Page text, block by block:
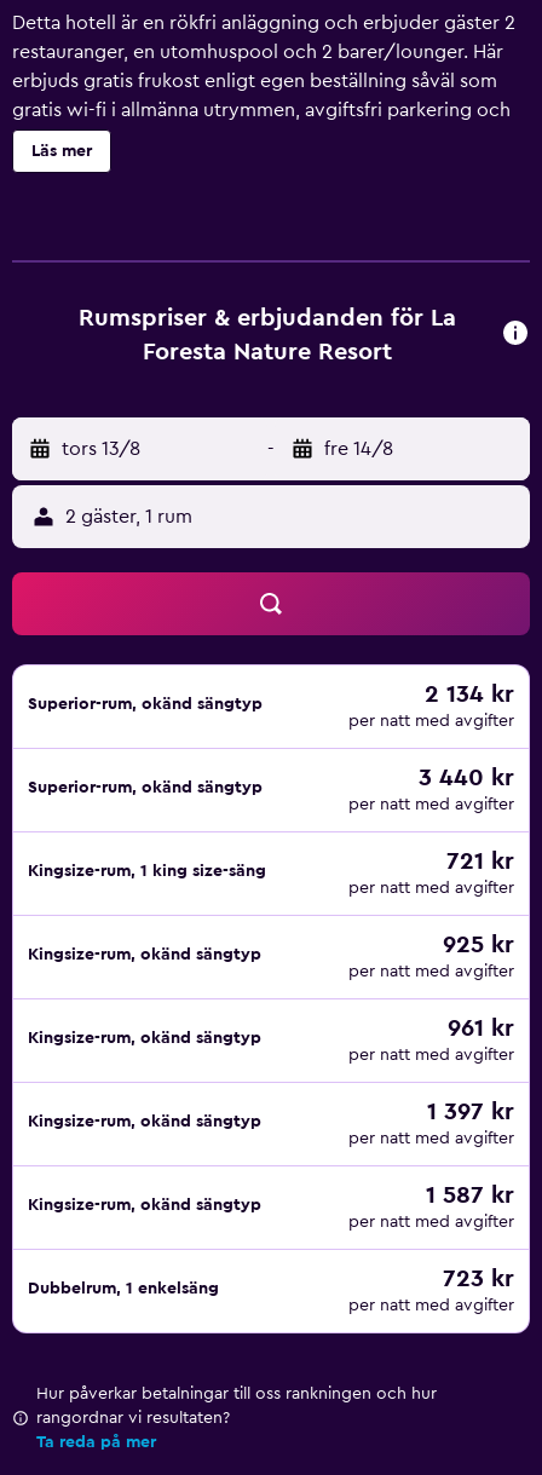
Detta hotell är en rökfri anläggning och erbjuder gäster 2
restauranger, en utomhuspool och 2 barer/lounger. Här
erbjuds gratis frukost enligt egen beställning såväl som
gratis wi-fi i allmänna utrymmen, avgiftsfri parkering och
gratis transport till stranden. Här erbjuds dessutom bland
annat en bar vid poolen, en snackbar/deli och
kvalitet. 32-tums platt-tv med kabelkanaler. Badrummen
har dusch med regndusch, gratis toalettartiklar och
har rummen takfläkt och mörkläggningsgardiner.
Allergitestade sängkläder och strykjärn/strykbräda kan fås
på begäran. Städning sker dagligen. Detta hotell har bland
annat en utomhuspool. Fritidsaktiviteterna nedan finns
antingen tillgängliga på plats eller i närheten. Avgifter kan
tillkomma.
Läs mer
Rumspriser & erbjudanden för La
Foresta Nature Resort
tors 13/8 - fre 14/8
2 gäster, 1 rum
Superior-rum, okänd sängtyp 2 134 kr
per natt med avgifter
Superior-rum, okänd sängtyp 3 440 kr
per natt med avgifter
Kingsize-rum, 1 king size-säng 721 kr
per natt med avgifter
Kingsize-rum, okänd sängtyp 925 kr
per natt med avgifter
Kingsize-rum, okänd sängtyp 961 kr
per natt med avgifter
Kingsize-rum, okänd sängtyp 1 397 kr
per natt med avgifter
Kingsize-rum, okänd sängtyp 1 587 kr
per natt med avgifter
Dubbelrum, 1 enkelsäng 723 kr
per natt med avgifter
Hur påverkar betalningar till oss rankningen och hur
rangordnar vi resultaten?
Ta reda på mer